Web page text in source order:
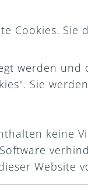
Cookies. Sie
werden
Sie
keine
Website